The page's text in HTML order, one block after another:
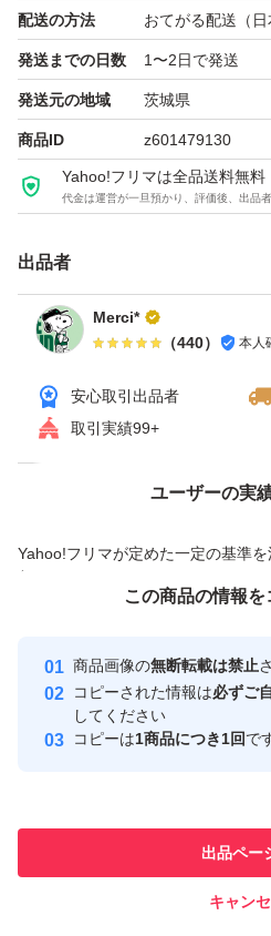
精米日 購入確定後に精米し
賞味期限 精米から1〜2ヶ月程
上がっていただけます。
ジップ等に入れて涼しい場所に
配送料込み
ご覧いただきありがとうござい
銘柄コシヒカリ
配送の方法 おてがる配送（日
発送までの日数 1〜2日で発送
発送元の地域 茨城県
商品ID z601479130
Yahoo!フリマは全品送料無料
代金は運営が一旦預かり、評価後、出品
出品者
Merci*
（440） 本人
安心取引出品者
取引実績99+
ユーザーの実
Yahoo!フリマが定めた一定の基準
付与しています
安心取引出品者
心
取引実績
で
価格の相談
この商品の情報
商品画像の無断転載は禁止
コピーされた情報は必ずご
してください
コピーは1商品につき1回で
出品ペー
キャン
この商品をみている人にオスス